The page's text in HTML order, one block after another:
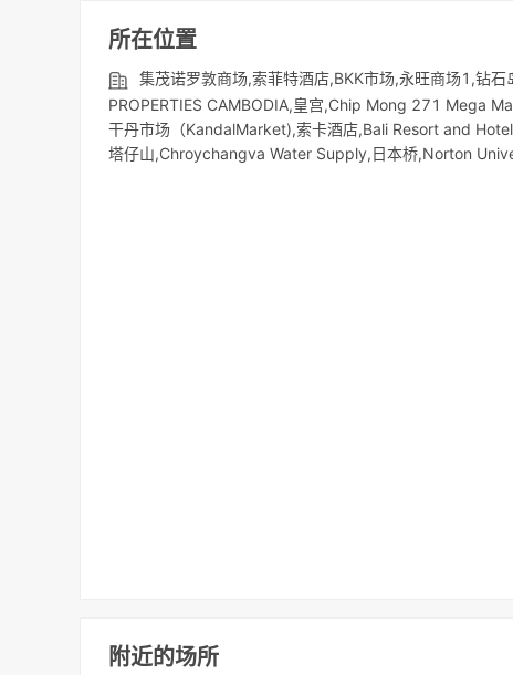
所在位置
集茂诺罗敦商场,索菲特酒店,BKK市场,永旺商场1,钻
PROPERTIES CAMBODIA,皇宫,Chip Mong 271 Mega
干丹市场（KandalMarket),索卡酒店,Bali Resort and
塔仔山,Chroychangva Water Supply,日本桥,Norton
附近的场所